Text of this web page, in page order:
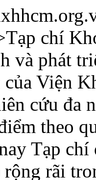
chí
và phát
của Viện
cứu đa
theo
Tạp
rộng rãi